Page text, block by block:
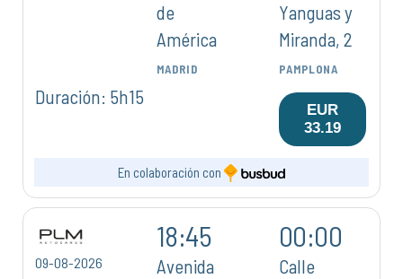
de
América
MADRID
Yanguas y
Miranda, 2
PAMPLONA
Duración: 5h15
EUR
33.19
En colaboración con
09-08-2026
18:45
Avenida
00:00
Calle